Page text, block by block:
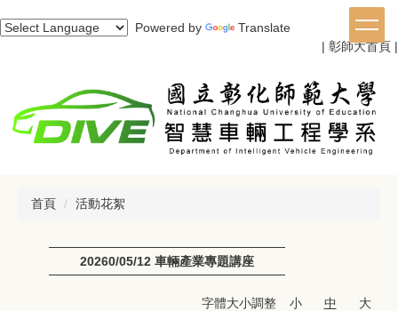
到
區
Powered by
Translate
| 彰師大首頁 |
首頁 活動花絮
20260/05/12 車輛產業專題講座
字體大小調整 小 中 大